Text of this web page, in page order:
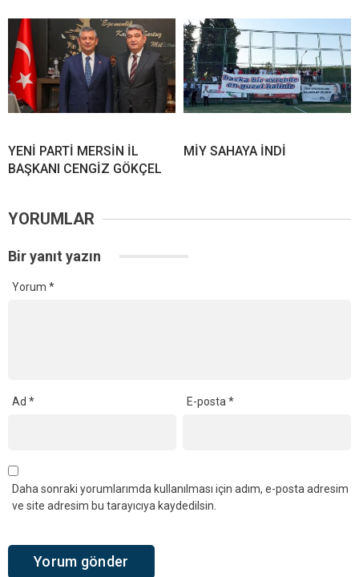
YENİ PARTİ MERSİN İL
BAŞKANI CENGİZ GÖKÇEL
MİY SAHAYA İNDİ
YORUMLAR
Bir yanıt yazın
Yorum *
Ad * E-posta*
Daha sonraki yorumlarımda kullanılması için adım, e-posta adresim
ve site adresim bu tarayıcıya kaydedilsin.